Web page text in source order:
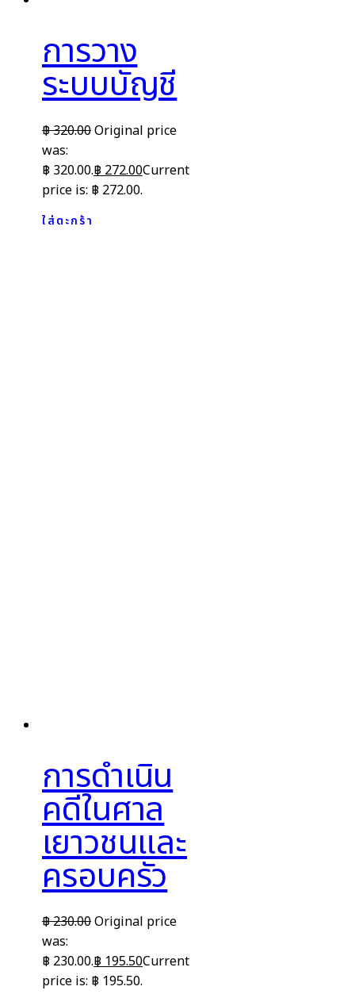
การวาง
ระบบบัญชี
฿320.00Original price
was:
฿ 320.00.฿ 272.00Current
price is: ฿ 272.00.
ใส่ตะกร้า
การดำเนิน
คดีในศาล
เยาวชนและ
ครอบครัว
฿230.00Original price
was:
฿ 230.00.฿195.50Current
price is: ฿ 195.50.